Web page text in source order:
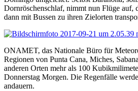
Dornröschenschlaf, nimmt nun Flüge auf,
dann mit Bussen zu ihren Zielorten
ONAMET, das Nationale Büro für
Regionen von Punta Cana, Miches,
anderen Orten mehr als 100
Donnerstag Morgen. Die Regenfälle
andauern.